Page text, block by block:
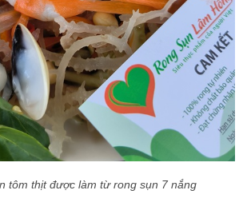
tôm thịt được làm từ rong sụn 7 nắng